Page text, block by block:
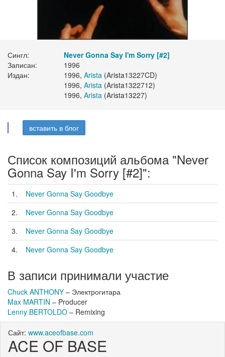
Сингл:
Never Gonna Say I'm Sorry [#2]
Записан:
1996
Издан:
1996, Arista (Arista13227CD)
1996, Arista (Arista1322712)
1996, Arista (Arista13227)
вставить в блог
Список композиций альбома "Never
Gonna Say I'm Sorry [#2]":
1.
Never Gonna Say Goodbye
2.
Never Gonna Say Goodbye
3.
Never Gonna Say Goodbye
4.
Never Gonna Say Goodbye
В записи принимали участие
Chuck ANTHONY – Электрогитара
Max MARTIN – Producer
Lenny BERTOLDO – Remixing
Сайт: www.aceofbase.com
ACE OF BASE